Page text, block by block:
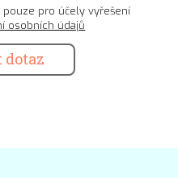
pro účely vyřešení
osobních údajů
dotaz